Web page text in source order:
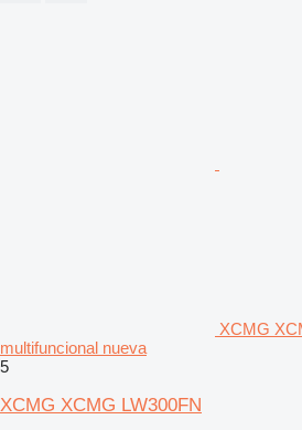
XCMG
multifuncional nueva
5
XCMG XCMG LW300FN